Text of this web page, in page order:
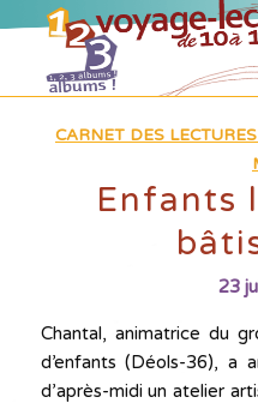
CARNET DES
Enfants
23
Chantal, animatrice du
d’enfants (Déols-36), a
d’après-midi un atelier